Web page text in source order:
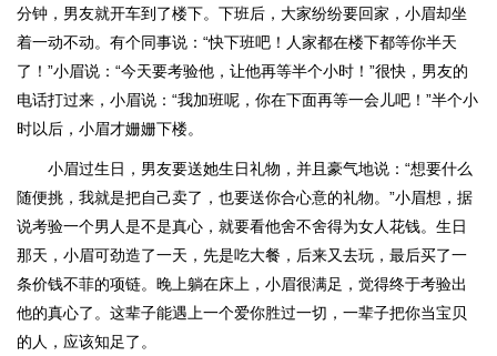
分钟，男友就开车到了楼下。下班后，大家纷纷要回家，小眉却坐
着一动不动。有个同事说：“快下班吧！人家都在楼下都等你半天
了！”小眉说：“今天要考验他，让他再等半个小时！”很快，男友的
电话打过来，小眉说：“我加班呢，你在下面再等一会儿吧！”半个小
时以后，小眉才姗姗下楼。
小眉过生日，男友要送她生日礼物，并且豪气地说：“想要什么
随便挑，我就是把自己卖了，也要送你合心意的礼物。”小眉想，据
说考验一个男人是不是真心，就要看他舍不舍得为女人花钱。生日
那天，小眉可劲造了一天，先是吃大餐，后来又去玩，最后买了一
条价钱不菲的项链。晚上躺在床上，小眉很满足，觉得终于考验出
他的真心了。这辈子能遇上一个爱你胜过一切，一辈子把你当宝贝
的人，应该知足了。